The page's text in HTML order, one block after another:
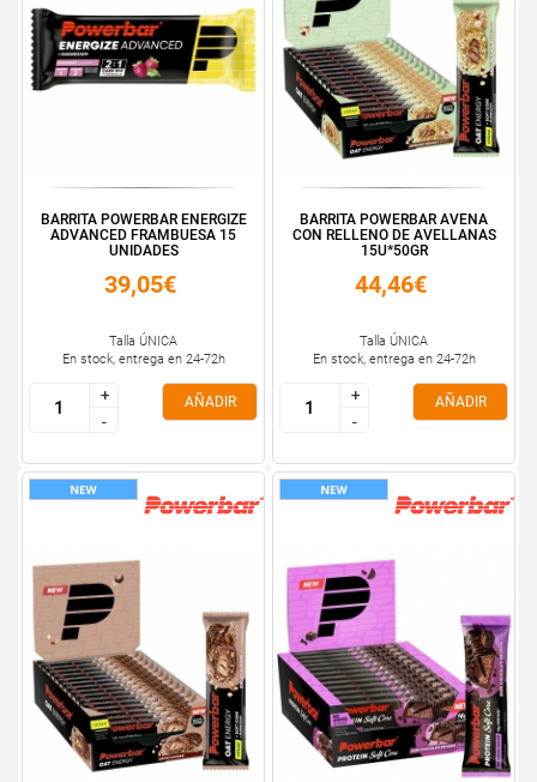
BARRITA POWERBAR ENERGIZE
ADVANCED FRAMBUESA 15
UNIDADES
39,05€
Talla ÚNICA
En stock, entrega en 24-72h
+
-
+
-
AÑADIR
BARRITA POWERBAR AVENA
CON RELLENO DE AVELLANAS
15U*50GR
44,46€
Talla ÚNICA
En stock, entrega en 24-72h
+
-
+
-
AÑADIR